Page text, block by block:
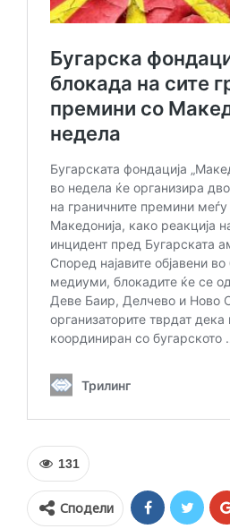
131
Сподели